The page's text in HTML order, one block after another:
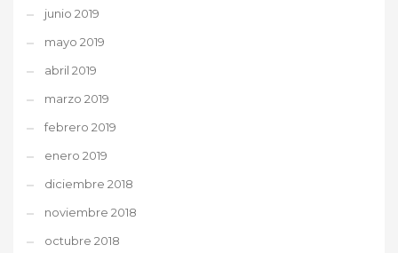
junio 2019
mayo 2019
abril 2019
marzo 2019
febrero 2019
enero 2019
diciembre 2018
noviembre 2018
octubre 2018